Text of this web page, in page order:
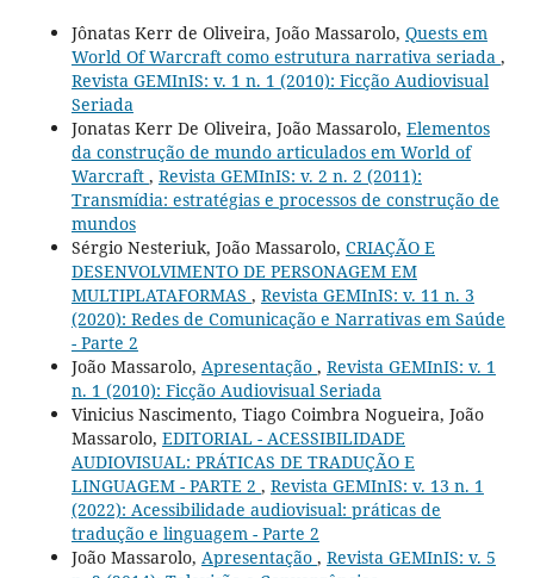
Jônatas Kerr de Oliveira, João Massarolo, Quests em
World Of Warcraft como estrutura narrativa seriada ,
Revista GEMInIS: v. 1 n. 1 (2010): Ficção Audiovisual
Seriada
Jonatas Kerr De Oliveira, João Massarolo, Elementos
da construção de mundo articulados em World of
Warcraft , Revista GEMInIS: v. 2 n. 2 (2011):
Transmídia: estratégias e processos de construção de
mundos
Sérgio Nesteriuk, João Massarolo, CRIAÇÃO E
DESENVOLVIMENTO DE PERSONAGEM EM
MULTIPLATAFORMAS , Revista GEMInIS: v. 11 n. 3
(2020): Redes de Comunicação e Narrativas em Saúde
- Parte 2
João Massarolo, Apresentação , Revista GEMInIS: v. 1
n. 1 (2010): Ficção Audiovisual Seriada
Vinicius Nascimento, Tiago Coimbra Nogueira, João
Massarolo, EDITORIAL - ACESSIBILIDADE
AUDIOVISUAL: PRÁTICAS DE TRADUÇÃO E
LINGUAGEM - PARTE 2 , Revista GEMInIS: v. 13 n. 1
(2022): Acessibilidade audiovisual: práticas de
tradução e linguagem - Parte 2
João Massarolo, Apresentação , Revista GEMInIS: v. 5